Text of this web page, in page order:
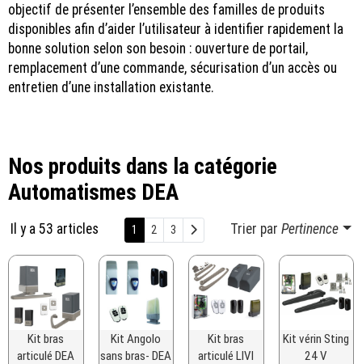
objectif de présenter l’ensemble des familles de produits
disponibles afin d’aider l’utilisateur à identifier rapidement la
bonne solution selon son besoin : ouverture de portail,
remplacement d’une commande, sécurisation d’un accès ou
entretien d’une installation existante.
Nos produits dans la catégorie
Automatismes DEA
Il y a 53 articles 1 2 3 Suivant Trier par Pertinence
Kit bras
articulé DEA
Kit Angolo
sans bras- DEA
Kit bras
articulé LIVI
Kit vérin Sting
24 V